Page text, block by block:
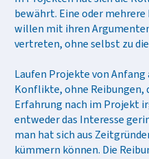
bewährt. Eine oder mehrere
willen mit ihren
vertreten, ohne selbst zu
Laufen Projekte von Anfang
Konflikte, ohne
Erfahrung nach im Projekt
entweder das Interesse
man hat sich aus
kümmern können. Die